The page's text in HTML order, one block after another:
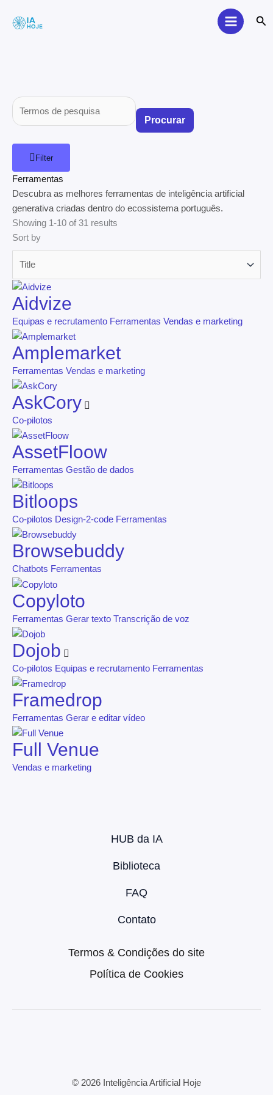
Procurar
Filter
Ferramentas
Descubra as melhores ferramentas de inteligência artificial
generativa criadas dentro do ecossistema português.
Showing 1-10 of 31 results
Sort by
Aidvize
Equipas e recrutamento Ferramentas Vendas e marketing
Amplemarket
Ferramentas Vendas e marketing
AskCory
Co-pilotos
AssetFloow
Ferramentas Gestão de dados
Bitloops
Co-pilotos Design-2-code Ferramentas
Browsebuddy
Chatbots Ferramentas
Copyloto
Ferramentas Gerar texto Transcrição de voz
Dojob
Co-pilotos Equipas e recrutamento Ferramentas
Framedrop
Ferramentas Gerar e editar vídeo
Full Venue
Vendas e marketing
HUB da IA
Biblioteca
FAQ
Contato
Termos & Condições do site
Política de Cookies
© 2026 Inteligência Artificial Hoje